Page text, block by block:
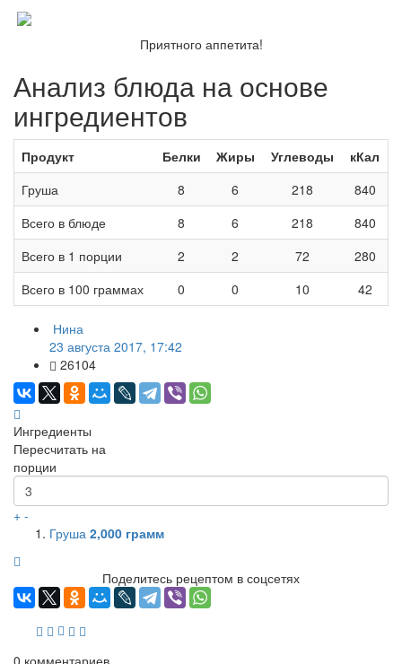
Приятного аппетита!
Анализ блюда на основе
ингредиентов
Продукт Белки Жиры Углеводы
кКал
Груша
8 6 218
840
Всего в блюде
8 6 218
840
Всего в 1 порции
2 2 72
280
Всего в 100 граммах
0 0 10 42
Нина
23 августа 2017, 17:42
26104
Ингредиенты
Пересчитать на
порции
+ -
Груша 2,000 грамм
Поделитесь рецептом в соцсетях
0 комментариев